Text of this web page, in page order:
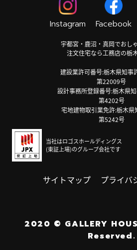
Instagram Facebook
宇都宮・鹿沼・真岡でおし
注文住宅なら工務店の栃
建設業許可番号:栃木県知事
第22009号
設計事務所登録番号:栃木県
第4202号
宅地建物取引業免許:栃木県
第5242号
当社はロゴスホールディングス
(東証上場)のグループ会社です
サイトマップ プライバ
2020 © GALLERY
Reserved.